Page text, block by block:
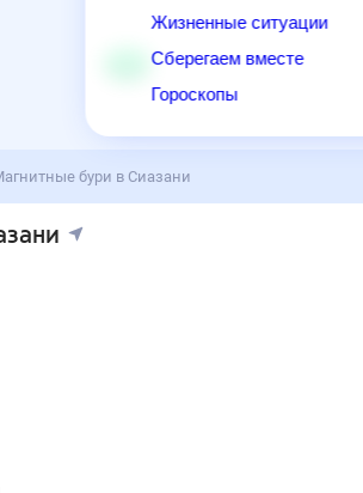
Жизненные ситуации
Сберегаем вместе
Гороскопы
бури в Сиазани